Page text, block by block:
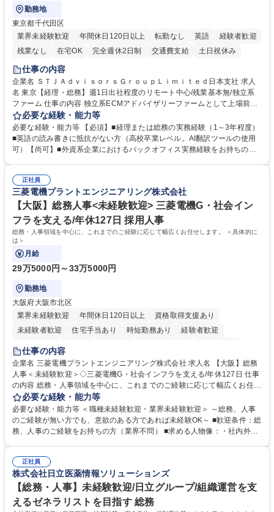
勤務地
東京都千代田区
業界未経験歓迎
年間休日120日以上 転勤なし 英語
経験者歓迎
残業なし
在宅OK 完全週休2日制 交通費支給 土日祝休み
仕事の内容
企業名 ＳＴＪＡｄｖｉｓｏｒｓＧｒｏｕｐＬｉｍｉｔｅｄ日本支社 求人
名 東京【経理・総務】週1日出社程度のリモート中心/残業基本無/独立系
ファーム 仕事の内容 独立系ECMアドバイザリーファームとして上場前後
の資本市場戦略を設計する当社にて経理・総務をお任せします。基礎的な
バックオフィス業務からスタートし組織を支える専任担当として広く活躍
できる環境です。 ■日常経理、月次および年次決算サポート業務 ■本国
（グローバル）との英文メール対応（AI翻訳ツール等を使用しての対応で
業務をお任せします。残業も基本的には発生せず、ご自身のペースで業務
を進めやすく定着率の高い環境です。 募集職種 東京【経理・総務】週1日
出社程度のリモート中心/残業基本無/独立系ファーム
必要な経験・能力等
必要な経験・能力等 【必須】■経理または総務の実務経験（1～3年程度）
■英語の読み書きに抵抗がない方（高校卒業レベル。AI翻訳ツールの使用
可）【尚可】■外資系企業におけるバックオフィス実務経験をお持ちの方
【働き方について】現在は週4日程度の在宅勤務を実施しており、ワーク
ライフバランスを重視する方に最適な環境です（フルリモートも面接で相
談可）。【求める人物像】幅広いバックオフィス業務に柔軟に対応でき、
社内外と円滑にコミュニケーションを取りながら業務を推進できる方 学
歴・資格 学歴：大学院 大学 高専 短大 専修学校 高校 語学力： 資格：
正社員
三菱電機プラントエンジニアリング株式会社
【大阪】総務人事<未経験歓迎> 三菱電機G・社会イン
フラを支える/年休127日 採用人事
総務・人事領域を中心に、これまでのご経験に応じて幅広くお任せします。 ＜具体的に
は＞
月給
29万5000円～33万5000円
勤務地
大阪府大阪市北区
業界未経験歓迎
年間休日120日以上
資格取得支援あり
未経験者歓迎
住宅手当あり 時短勤務あり
経験者歓迎
退職金あり
駅近5分以内
土日祝休み 服装自由 寮・社宅あり 食事補助あり
仕事の内容
企業名 三菱電機プラントエンジニアリング株式会社 求人名 【大阪】総務
人事＜未経験歓迎＞◇三菱電機G・社会インフラを支える/年休127日 仕事
の内容 総務・人事領域を中心に、これまでのご経験に応じて幅広くお任せ
します。 ＜具体的には＞ ・総務/人事労務（給与・社保・勤怠管理など）
・採用・教育研修 ・福利厚生運用 など ※基本的には事務所勤務ですが、
採用や教育等の業務内容により、関西圏以外への日帰り・宿泊を伴う国内
出張もございます。 ※担当業務を持ちつつ、お互いに助け合いながら、総
必要な経験・能力等
必要な経験・能力等 ＜職種未経験歓迎・業界未経験歓迎＞ ～総務、人事
のご経験が無い方でも、意欲のある方であれば未経験OK～ ■歓迎条件：総
務、人事のご経験をお持ちの方（業界不問） ■求める人物像：・社内外の
正社員
株式会社日立医薬情報ソリューションズ
【総務・人事】未経験歓迎/日立グループ/組織運営を支
えるゼネラリストを目指す 総務